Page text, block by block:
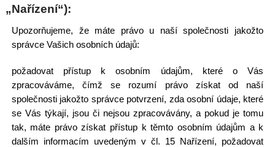
„Nařízení“):
Upozorňujeme, že máte právo u naší společnosti jakožto
správce Vašich osobních údajů:
požadovat přístup k osobním údajům, které o Vás
zpracováváme, čímž se rozumí právo získat od naší
společnosti jakožto správce potvrzení, zda osobní údaje, které
se Vás týkají, jsou či nejsou zpracovávány, a pokud je tomu
tak, máte právo získat přístup k těmto osobním údajům a k
dalším informacím uvedeným v čl. 15 Nařízení, požadovat